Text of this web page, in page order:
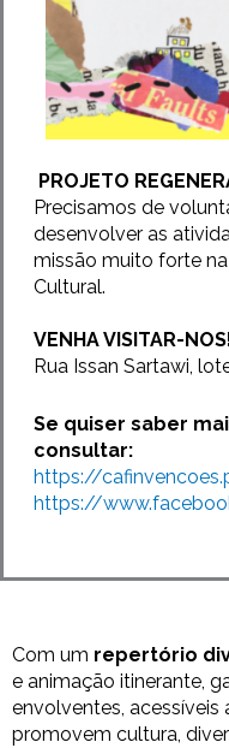
PROJETO
Precisamos de
desenvolver as
missão muito forte
Cultural.
VENHA VISITAR-
Rua Issan Sartawi,
Se quiser saber
consultar:
https://
https://
Com um repertório
e animação itinerante,
envolventes, acessíveis
promovem cultura,